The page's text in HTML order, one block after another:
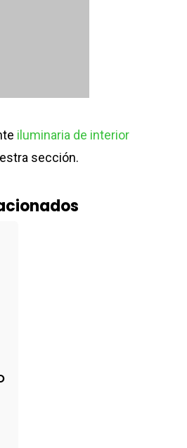
iluminaria de interior
sección.